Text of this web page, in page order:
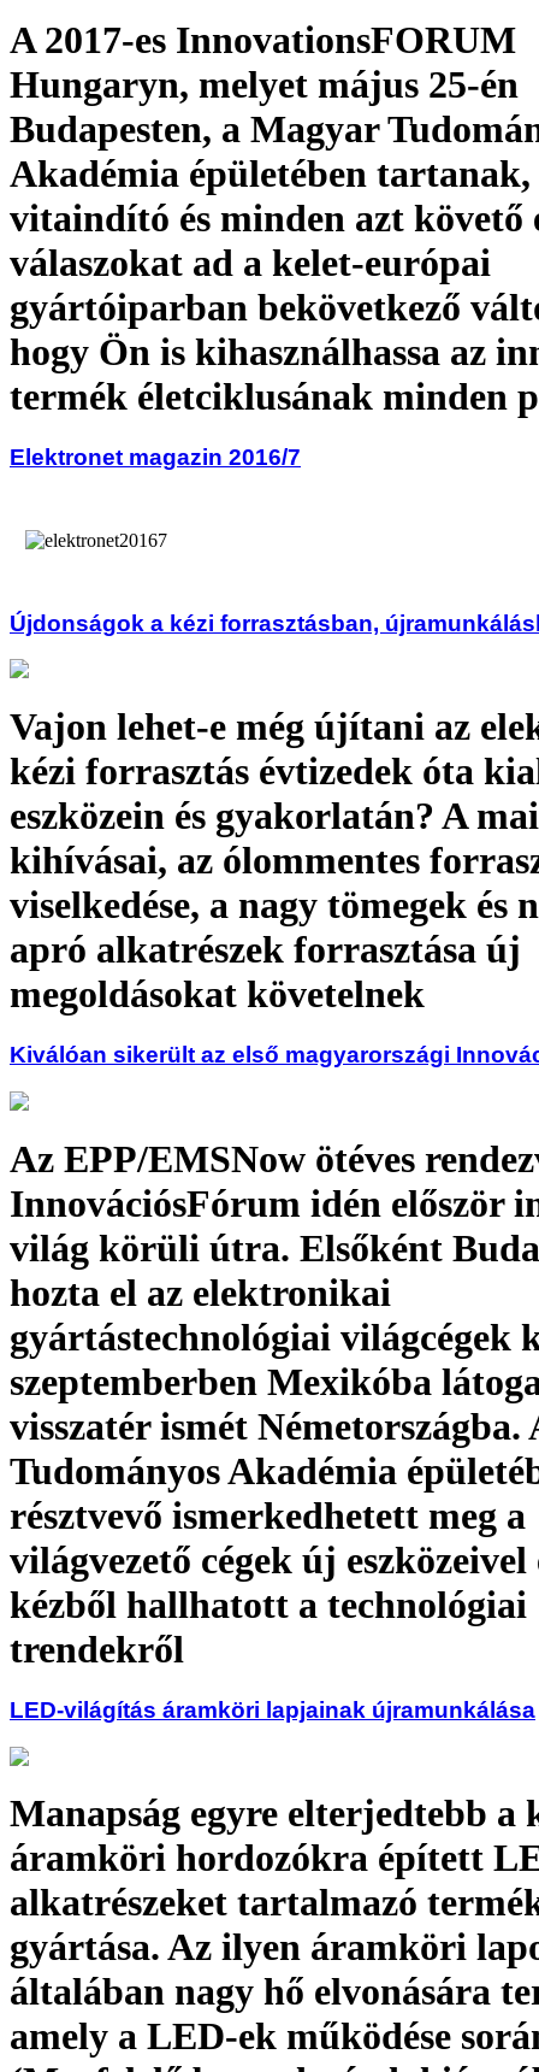
A 2017-es InnovationsFORUM
Hungaryn, melyet május 25-én
Budapesten, a Magyar
Akadémia épületében tartanak,
vitaindító és minden azt követő
válaszokat ad a kelet-európai
gyártóiparban bekövetkező
hogy Ön is kihasználhassa az
termék életciklusának minden
Elektronet magazin 2016/7
Újdonságok a kézi forrasztásban,
Vajon lehet-e még újítani az
kézi forrasztás évtizedek óta
eszközein és gyakorlatán? A
kihívásai, az ólommentes
viselkedése, a nagy tömegek és
apró alkatrészek forrasztása új
megoldásokat követelnek
Kiválóan sikerült az első magyarországi
Az EPP/EMSNow ötéves
InnovációsFórum idén először
világ körüli útra. Elsőként
hozta el az elektronikai
gyártástechnológiai világcégek
szeptemberben Mexikóba
visszatér ismét Németországba.
Tudományos Akadémia
résztvevő ismerkedhetett meg a
világvezető cégek új eszközeivel
kézből hallhatott a technológiai
trendekről
LED-világítás áramköri lapjainak újramunkálása
Manapság egyre elterjedtebb a
áramköri hordozókra épített
alkatrészeket tartalmazó
gyártása. Az ilyen áramköri
általában nagy hő elvonására
amely a LED-ek működése